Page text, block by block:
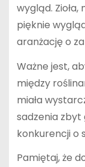
wygląd.
pięknie
aranżację o
Ważne jest,
między
miała
sadzenia zbyt
konkurencji o
Pamiętaj, że